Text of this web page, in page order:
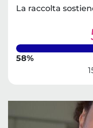
La raccolta
58%